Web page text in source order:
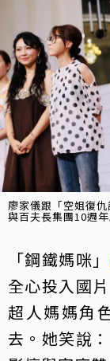
廖家儀跟「空姐復
與百夫長集團10週
「鋼鐵媽咪」
全心投入國
超人媽媽角
去。她笑說